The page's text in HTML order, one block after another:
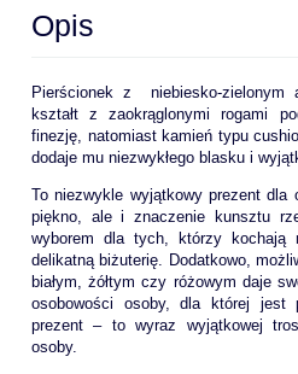
Opis
Pierścionek z niebiesko-zielonym
kształt z zaokrąglonymi rogami
finezję, natomiast kamień typu
dodaje mu niezwykłego blasku i
To niezwykle wyjątkowy prezent dla
piękno, ale i znaczenie kunsztu
wyborem dla tych, którzy
delikatną biżuterię. Dodatkowo,
białym, żółtym czy różowym daje
osobowości osoby, dla której jest
prezent – to wyraz wyjątkowej
osoby.